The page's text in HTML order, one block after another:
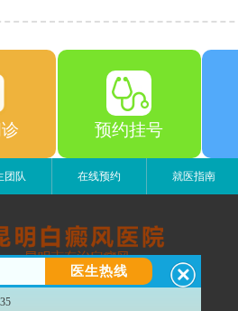
预约挂号
团队 在线预约 就医指南
昆明白癜风医院
昆明市五华区护国路2号
医生热线